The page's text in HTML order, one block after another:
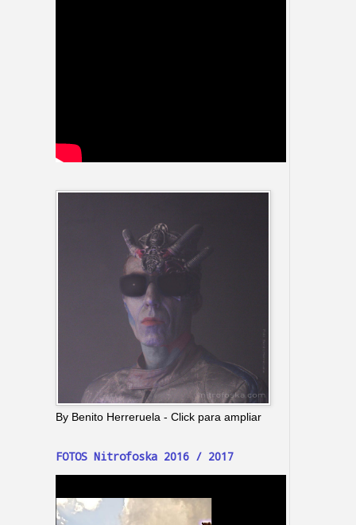
By Benito Herreruela - Click para ampliar
FOTOS Nitrofoska 2016 / 2017